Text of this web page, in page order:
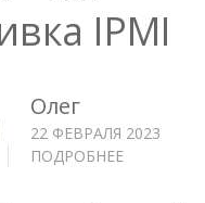
IPMI
Олег
22 ФЕВРАЛЯ 2023
ПОДРОБНЕЕ